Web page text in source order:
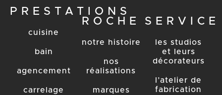
PRESTATIONS
cuisine
bain
agencement
carrelage
ROCHE
notre histoire
nos
réalisations
marques
SERVICE
les studios
et leurs
décorateurs
l’atelier de
fabrication